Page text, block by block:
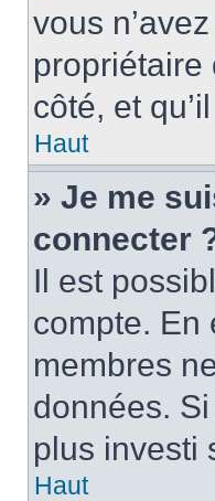
vous
propriétaire
côté, et
Haut
» Je me
connecter
Il est
compte. En
membres
données.
plus investi
Haut